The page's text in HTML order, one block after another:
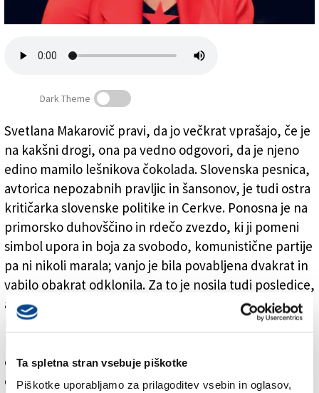
Ta spletna stran vsebuje piškotke
Piškotke uporabljamo za prilagoditev vsebin in oglasov,
Založnik
»Pravi komunist je bil recimo Kristus«
Dark Theme
Svetlana Makarovič pravi, da jo večkrat vprašajo, če je
na kakšni drogi, ona pa vedno odgovori, da je njeno
edino mamilo lešnikova čokolada. Slovenska pesnica,
avtorica nepozabnih pravljic in šansonov, je tudi ostra
kritičarka slovenske politike in Cerkve. Ponosna je na
primorsko duhovščino in rdečo zvezdo, ki ji pomeni
simbol upora in boja za svobodo, komunistične partije
pa ni nikoli marala; vanjo je bila povabljena dvakrat in
vabilo obakrat odklonila. Za to je nosila tudi posledice,
a ji odločitve ni žal.
Pred nedeljskim nastopom na Festivalu Sanje v
o umetnosti, »pravem komunistu« Kristusu, svojem
odnosu do denarja in še marsičem.